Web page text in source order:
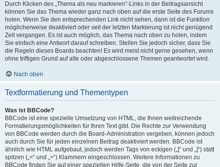
Durch Klicken des „Thema als neu markieren“-Links in der Beitragsansicht
können Sie das Thema wieder ganz nach oben auf die erste Seite des Forums
holen. Wenn Sie den entsprechenden Link nicht sehen, dann ist die Funktion
möglicherweise deaktiviert oder seit der letzten Markierung ist nicht genügend
Zeit vergangen. Es ist auch möglich, das Thema nach oben zu holen, indem
Sie einfach eine Antwort darauf schreiben. Stellen Sie jedoch sicher, dass Sie
die Regeln dieses Boards beachten! Es wird meist nicht gerne gesehen, wenn
ohne triftigen Grund auf alte oder abgeschlossene Themen geantwortet wird.
Nach oben
Textformatierung und Thementypen
Was ist BBCode?
BBCode ist eine spezielle Umsetzung von HTML, die Ihnen weitreichende
Formatierungsmöglichkeiten für Ihren Text gibt. Die Rechte zur Verwendung
von BBCode werden durch die Board-Administration vergeben, können jedoch
auch durch Sie für jeden einzelnen Beitrag deaktiviert werden. BBCode ist
ähnlich wie HTML aufgebaut, jedoch werden Tags von eckigen („[“ und „]“) statt
spitzen („<“ und „>“) Klammern eingeschlossen. Weitere Informationen zu
BBCode finden Sie auf einer speziellen Hilfe-Seite, die von der Seite zur